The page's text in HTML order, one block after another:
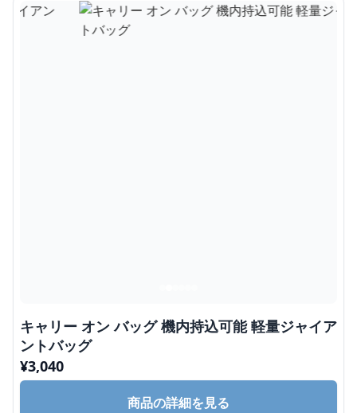
キャリー オン バッグ 機内持込可能 軽量ジャイア
ントバッグ
¥3,040
商品の詳細を見る